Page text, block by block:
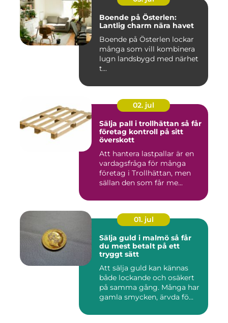
Boende på Österlen:
Lantlig charm nära havet
Boende på Österlen lockar
många som vill kombinera
lugn landsbygd med närhet
t...
02. jul
Sälja pall i trollhättan så får
företag kontroll på sitt
överskott
Att hantera lastpallar är en
vardagsfråga för många
företag i Trollhättan, men
sällan den som får me...
01. jul
Sälja guld i malmö så får
du mest betalt på ett
tryggt sätt
Att sälja guld kan kännas
både lockande och osäkert
på samma gång. Många har
gamla smycken, ärvda fö...